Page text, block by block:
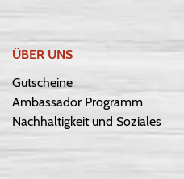
ÜBER UNS
Gutscheine
Ambassador Programm
Nachhaltigkeit und Soziales